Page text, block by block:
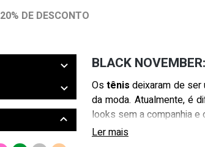
20% DE DESCONTO
BLACK
Ostênis deixaram de
da moda. Atualmente, é
looks sem a companhia e